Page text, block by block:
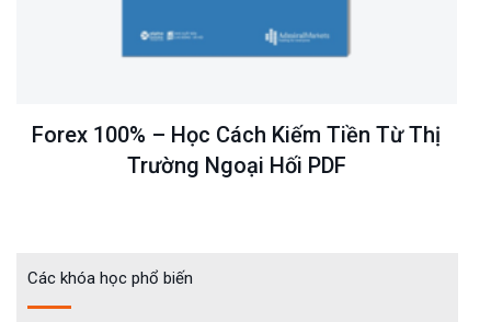
Forex 100% – Học Cách Kiếm Tiền Từ Thị
Trường Ngoại Hối PDF
Các khóa học phổ biến